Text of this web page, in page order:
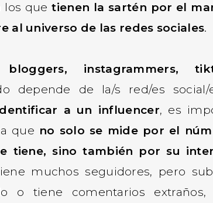
los quetienen la sartén por el
al universo de las redes sociales.
instagrammers,
depende de la/s red/es social/
a un influencer, es
que no solo se mide por el
tiene, sino también por su
muchos seguidores, pero
o tiene comentarios extraños,